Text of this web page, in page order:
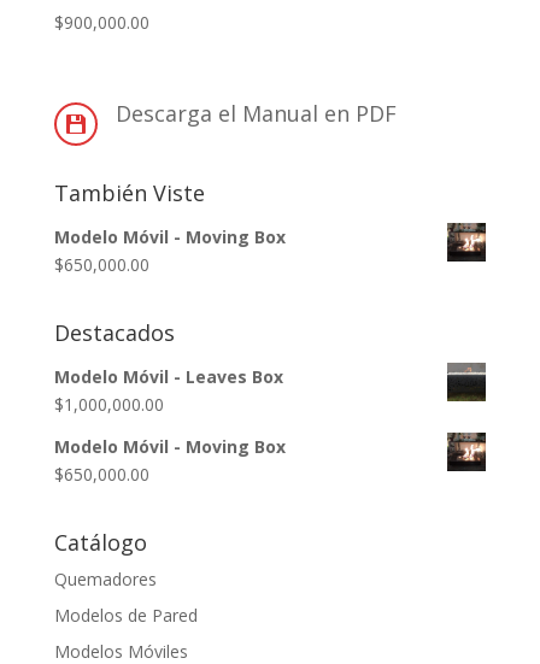
$900,000.00
 Descarga el Manual en PDF
También Viste
Modelo Móvil - Moving Box
$650,000.00
Destacados
Modelo Móvil - Leaves Box
$1,000,000.00
Modelo Móvil - Moving Box
$650,000.00
Catálogo
Quemadores
Modelos de Pared
Modelos Móviles